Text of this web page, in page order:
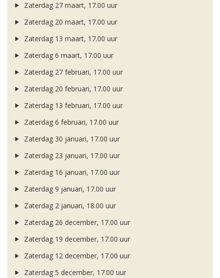
Zaterdag 27 maart, 17.00 uur
Zaterdag 20 maart, 17.00 uur
Zaterdag 13 maart, 17.00 uur
Zaterdag 6 maart, 17.00 uur
Zaterdag 27 februari, 17.00 uur
Zaterdag 20 februari, 17.00 uur
Zaterdag 13 februari, 17.00 uur
Zaterdag 6 februari, 17.00 uur
Zaterdag 30 januari, 17.00 uur
Zaterdag 23 januari, 17.00 uur
Zaterdag 16 januari, 17.00 uur
Zaterdag 9 januari, 17.00 uur
Zaterdag 2 januari, 18.00 uur
Zaterdag 26 december, 17.00 uur
Zaterdag 19 december, 17.00 uur
Zaterdag 12 december, 17.00 uur
Zaterdag 5 december, 17.00 uur